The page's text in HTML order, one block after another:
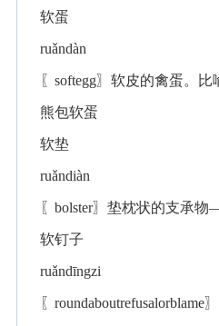
软蛋
ruǎndàn
〖softegg〗软皮的禽蛋。比
熊包软蛋
软垫
ruǎndiàn
〖bolster〗垫枕状的支承
软钉子
ruǎndīngzi
〖